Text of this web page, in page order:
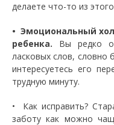
делаете что-то из
• Эмоциональный
ребенка. Вы редко
ласковых слов, словно
интересуетесь его
трудную минуту.
• Как исправить?
заботу как можно